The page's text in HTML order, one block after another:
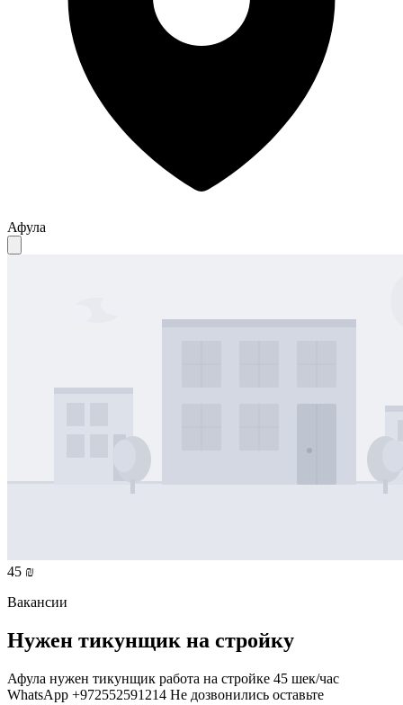
Афула
45 ₪
Вакансии
Нужен тикунщик на стройку
Афула нужен тикунщик работа на стройке 45 шек/час
WhatsApp +972552591214 Не дозвонились оставьте